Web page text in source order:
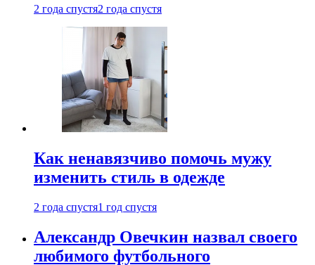
2 года спустя2 года спустя
Как ненавязчиво помочь мужу
изменить стиль в одежде
2 года спустя1 год спустя
Александр Овечкин назвал своего
любимого футбольного